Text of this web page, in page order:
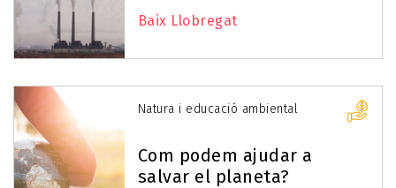
Baix Llobregat
Natura i educació ambiental
Com podem ajudar a
salvar el planeta?